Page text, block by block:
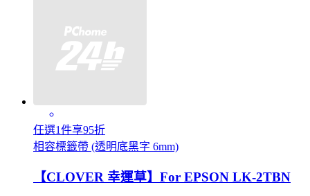
任選1件享95折
相容標籤帶 (透明底黑字 6mm)
【CLOVER 幸運草】For EPSON LK-2TBN